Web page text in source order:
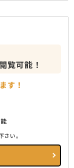
閲覧可能！
す！
い。